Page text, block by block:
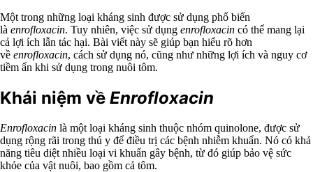
Một trong những loại kháng sinh được sử dụng phổ biến
là enrofloxacin. Tuy nhiên, việc sử dụng enrofloxacin có thể mang lại
cả lợi ích lẫn tác hại. Bài viết này sẽ giúp bạn hiểu rõ hơn
về enrofloxacin, cách sử dụng nó, cũng như những lợi ích và nguy cơ
tiềm ẩn khi sử dụng trong nuôi tôm.
Khái niệm về Enrofloxacin
Enrofloxacin là một loại kháng sinh thuộc nhóm quinolone, được sử
dụng rộng rãi trong thú y để điều trị các bệnh nhiễm khuẩn. Nó có khả
năng tiêu diệt nhiều loại vi khuẩn gây bệnh, từ đó giúp bảo vệ sức
khỏe của vật nuôi, bao gồm cả tôm.